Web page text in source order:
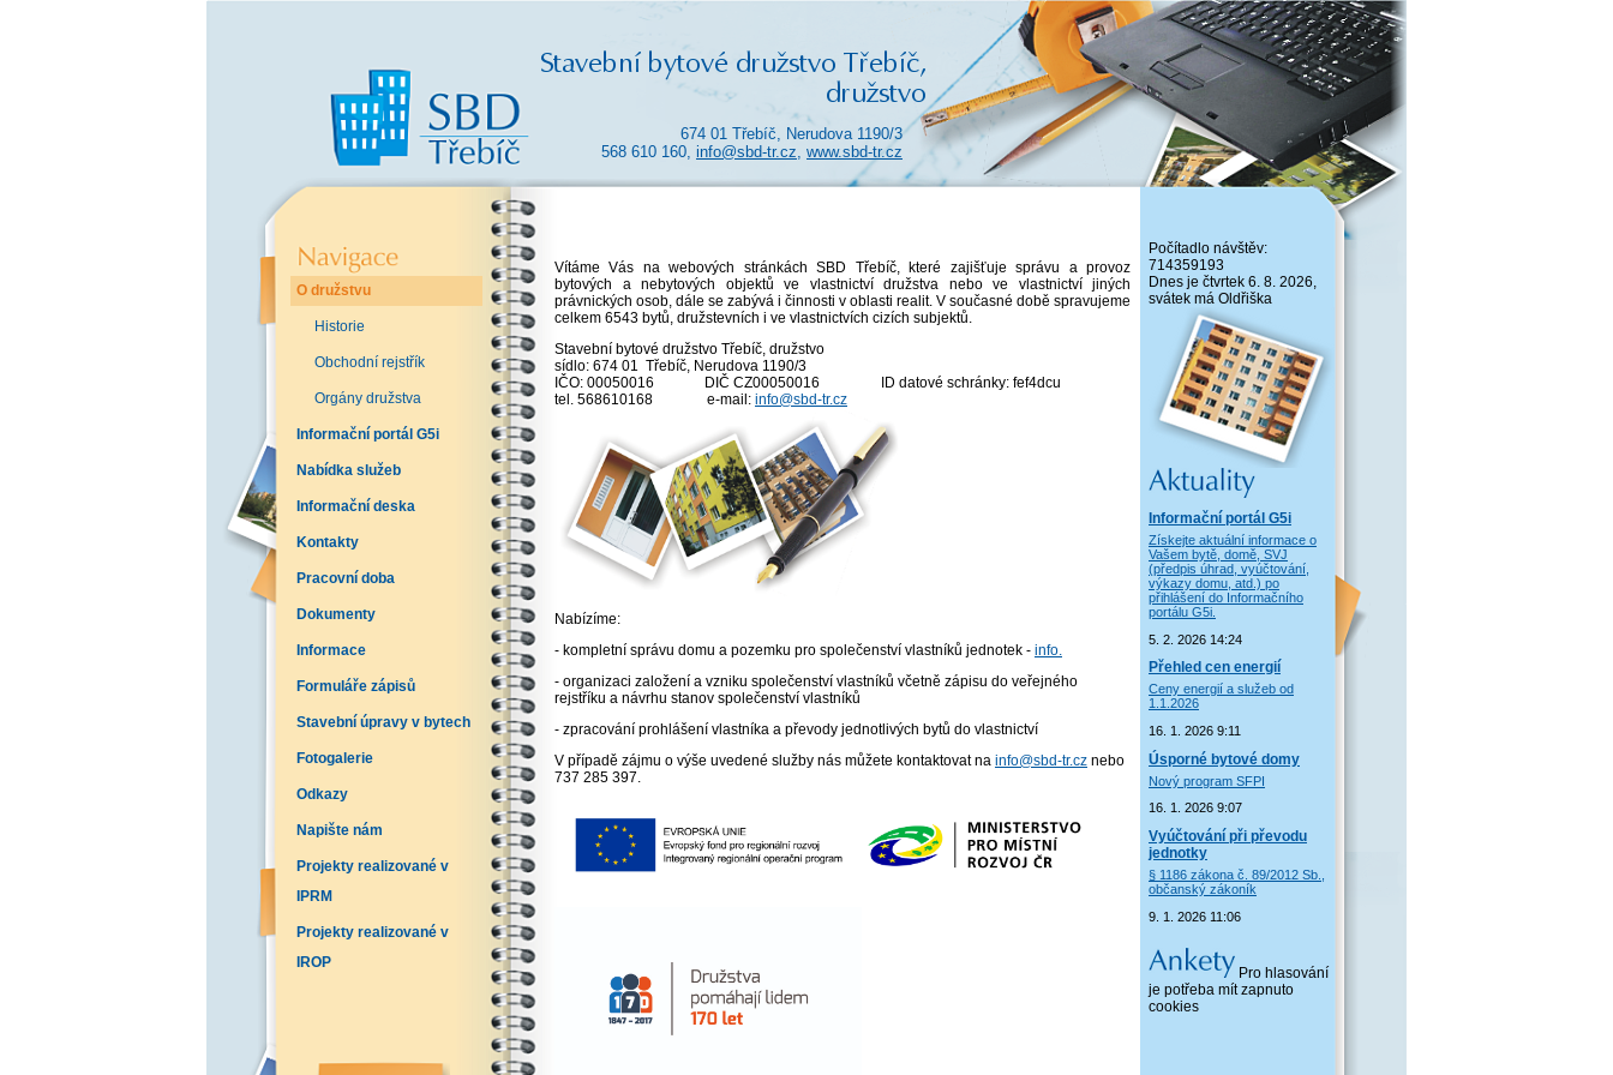
674 01 Třebíč, Nerudova 1190/3
568 610 160, info@sbd-tr.cz, www.sbd-tr.cz
O družstvu
Historie
Obchodní rejstřík
Orgány družstva
Informační portál G5i
Nabídka služeb
Informační deska
Kontakty
Pracovní doba
Dokumenty
Informace
Formuláře zápisů
Stavební úpravy v bytech
Fotogalerie
Odkazy
Napište nám
Projekty realizované v
IPRM
Projekty realizované v
IROP
Počítadlo návštěv:
714359193
Dnes je čtvrtek 6. 8. 2026,
svátek má Oldřiška
Informační portál G5i
Získejte aktuální informace o
Vašem bytě, domě, SVJ
(předpis úhrad, vyúčtování,
výkazy domu, atd.) po
přihlášení do Informačního
portálu G5i.
5. 2. 2026 14:24
Přehled cen energií
Ceny energií a služeb od
1.1.2026
16. 1. 2026 9:11
Úsporné bytové domy
Nový program SFPI
16. 1. 2026 9:07
Vyúčtování při převodu
jednotky
§ 1186 zákona č. 89/2012 Sb.,
občanský zákoník
9. 1. 2026 11:06
Pro hlasování
je potřeba mít zapnuto
cookies
Vítáme Vás na webových stránkách SBD Třebíč, které zajišťuje správu a provoz
bytových a nebytových objektů ve vlastnictví družstva nebo ve vlastnictví jiných
právnických osob, dále se zabývá i činnosti v oblasti realit. V současné době spravujeme
celkem 6543 bytů, družstevních i ve vlastnictvích cizích subjektů.
Stavební bytové družstvo Třebíč, družstvo
sídlo: 674 01 Třebíč, Nerudova 1190/3
IČO: 00050016 DIČ CZ00050016 ID datové schránky: fef4dcu
tel. 568610168 e-mail: info@sbd-tr.cz
Nabízíme:
- kompletní správu domu a pozemku pro společenství vlastníků jednotek - info.
- organizaci založení a vzniku společenství vlastníků včetně zápisu do veřejného
rejstříku a návrhu stanov společenství vlastníků
- zpracování prohlášení vlastníka a převody jednotlivých bytů do vlastnictví
V případě zájmu o výše uvedené služby nás můžete kontaktovat na info@sbd-tr.cz nebo
737 285 397.